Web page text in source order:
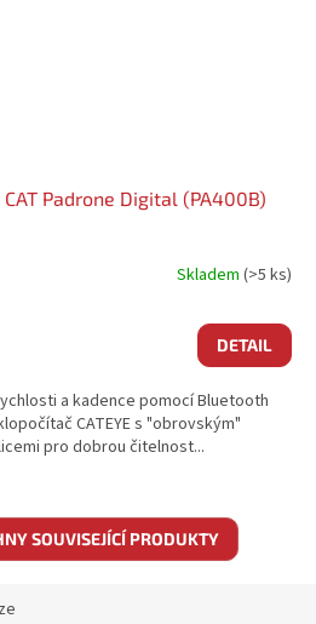
Padrone Digital (PA400B)
Skladem (>5 ks)
DETAIL
a kadence pomocí Bluetooth
CATEYE s "obrovským"
pro dobrou čitelnost...
SOUVISEJÍCÍ PRODUKTY